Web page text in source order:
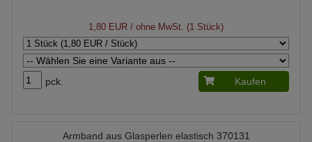
1,80 EUR / ohne MwSt. (1 Stück)
pck. Kaufen
Armband aus Glasperlen elastisch 370131